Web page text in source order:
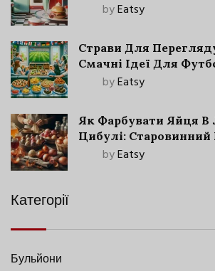
byEatsy
Страви Для
Смачні Ідеї Для
byEatsy
Як Фарбувати Яйця В
Цибулі:
Сучасними Нюансами
byEatsy
Категорії
Бульйони